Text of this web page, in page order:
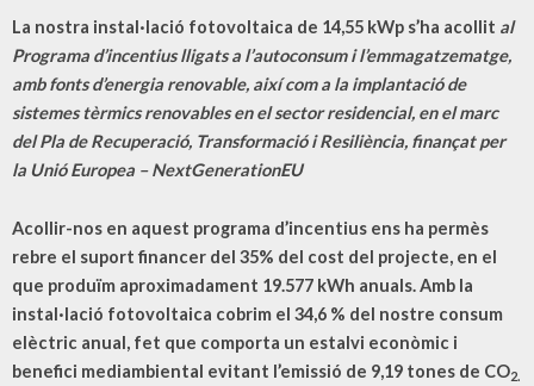
La nostra instal·lació fotovoltaica de 14,55 kWp s’ha acollit al
Programa d’incentius lligats a l’autoconsum i l’emmagatzematge,
amb fonts d’energia renovable, així com a la implantació de
sistemes tèrmics renovables en el sector residencial, en el marc
del Pla de Recuperació, Transformació i Resiliència, finançat per
la Unió Europea – NextGenerationEU
Acollir-nos en aquest programa d’incentius ens ha permès
rebre el suport financer del 35% del cost del projecte, en el
que produïm aproximadament 19.577 kWh anuals. Amb la
instal·lació fotovoltaica cobrim el 34,6 % del nostre consum
elèctric anual, fet que comporta un estalvi econòmic i
benefici mediambiental evitant l’emissió de 9,19 tones de CO2.